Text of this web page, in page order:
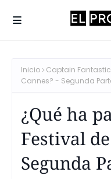
Inicio Captain Fantastic
Cannes? - Segunda
¿Qué ha
Festival
Segunda